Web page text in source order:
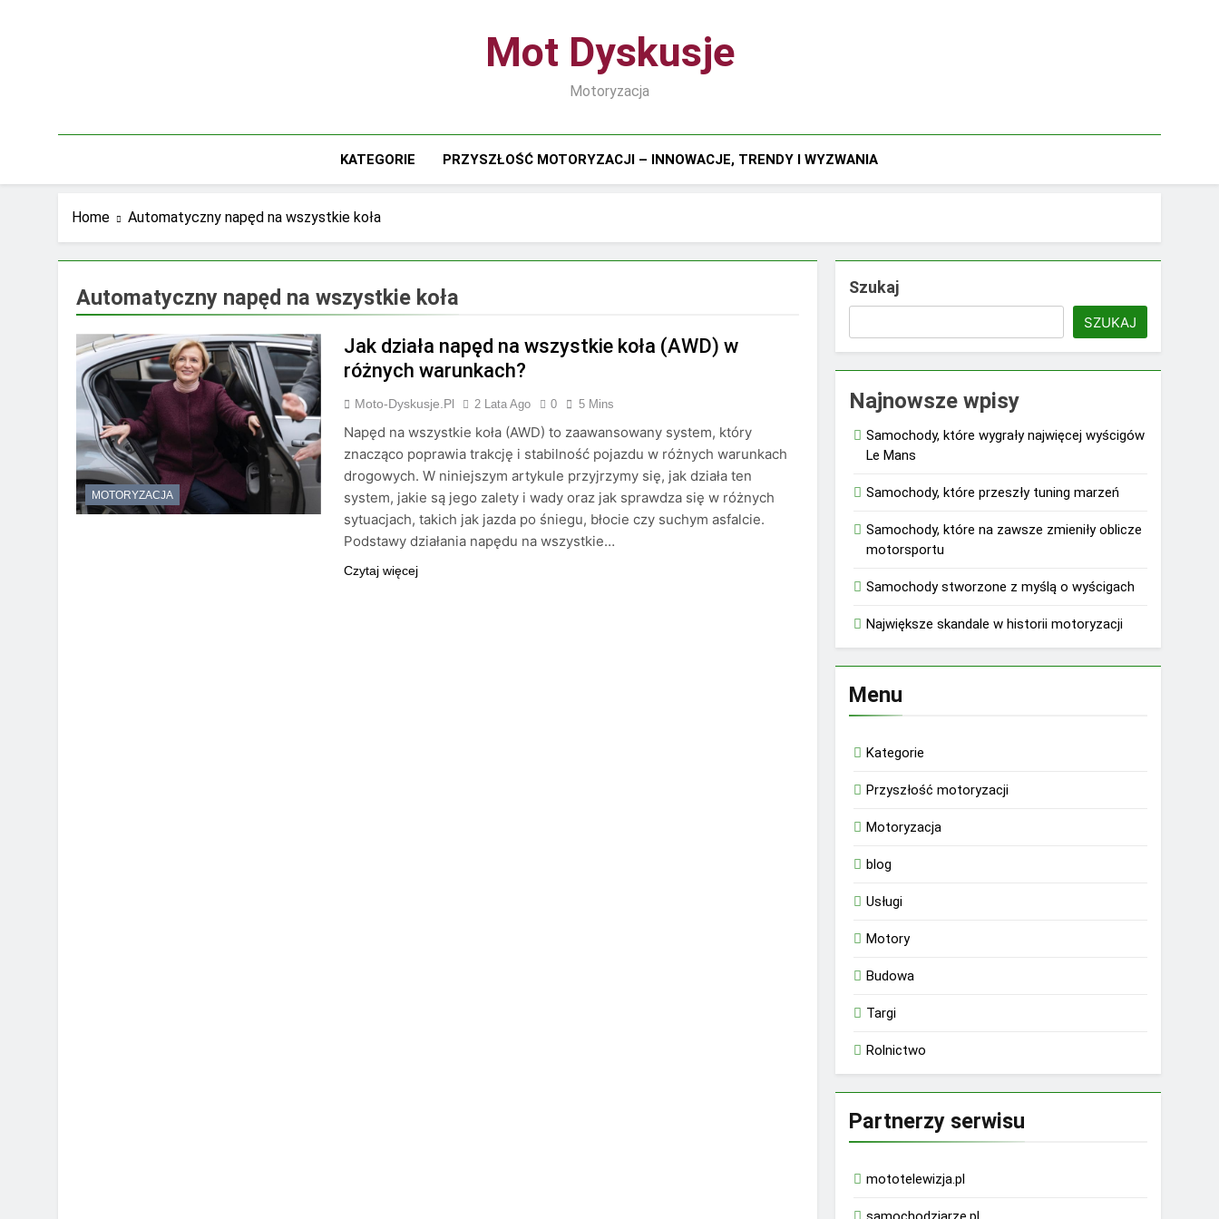
Mot Dyskusje
Motoryzacja
KATEGORIE PRZYSZŁOŚĆ MOTORYZACJI – INNOWACJE, TRENDY I WYZWANIA
Home Automatyczny napęd na wszystkie koła
Automatyczny napęd na wszystkie koła
MOTORYZACJA
Jak działa napęd na wszystkie koła (AWD) w
różnych warunkach?
Moto-Dyskusje.pl 2 Lata Ago 0 5 Mins
Napęd na wszystkie koła (AWD) to zaawansowany system, który
znacząco poprawia trakcję i stabilność pojazdu w różnych warunkach
drogowych. W niniejszym artykule przyjrzymy się, jak działa ten
system, jakie są jego zalety i wady oraz jak sprawdza się w różnych
sytuacjach, takich jak jazda po śniegu, błocie czy suchym asfalcie.
Podstawy działania napędu na wszystkie…
Czytaj więcej
Szukaj
SZUKAJ
Najnowsze wpisy
Samochody, które wygrały najwięcej wyścigów
Le Mans
Samochody, które przeszły tuning marzeń
Samochody, które na zawsze zmieniły oblicze
motorsportu
Samochody stworzone z myślą o wyścigach
Największe skandale w historii motoryzacji
Menu
Kategorie
Przyszłość motoryzacji
Motoryzacja
blog
Usługi
Motory
Budowa
Targi
Rolnictwo
Partnerzy serwisu
mototelewizja.pl